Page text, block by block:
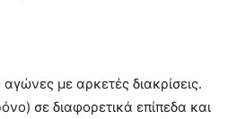
με αρκετές διακρίσεις.
σε διαφορετικά επίπεδα και